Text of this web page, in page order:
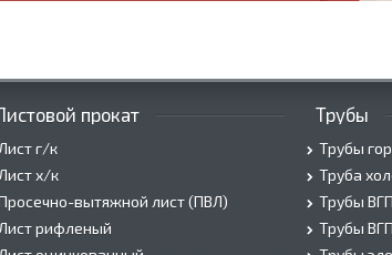
прокат
Лист г/к
Лист х/к
вытяжной лист (ПВЛ)
Лист рифленый
Трубы
Трубы
Труба
Трубы
Трубы